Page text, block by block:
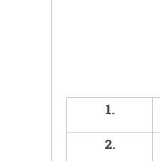
1.
2.